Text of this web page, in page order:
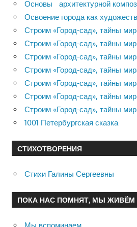
Основы архитектурной
Освоение города как
Строим «Город-сад», тайны
Строим «Город-сад», тайны
Строим «Город-сад», тайны
Строим «Город-сад», тайны
Строим «Город-сад», тайны
Строим «Город-сад», тайны
Строим «Город-сад», тайны
1001 Петербургская сказка
СТИХОТВОРЕНИЯ
Стихи Галины Сергеевны
ПОКА НАС ПОМНЯТ, МЫ ЖИВЁМ